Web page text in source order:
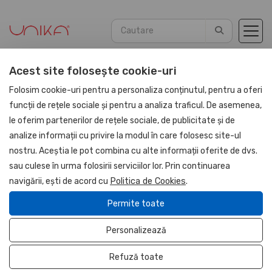
Acasă Agende Agende Piele PU 2026
UNIKA
Acest site folosește cookie-uri
Folosim cookie-uri pentru a personaliza conținutul, pentru a oferi
funcții de rețele sociale și pentru a analiza traficul. De asemenea,
le oferim partenerilor de rețele sociale, de publicitate și de
analize informații cu privire la modul în care folosesc site-ul
nostru. Aceștia le pot combina cu alte informații oferite de dvs.
sau culese în urma folosirii serviciilor lor. Prin continuarea
navigării, ești de acord cu Politica de Cookies.
Permite toate
Personalizează
Refuză toate